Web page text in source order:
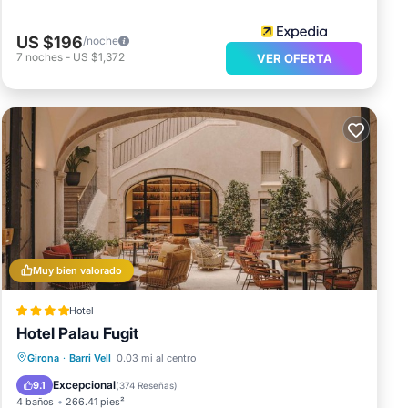
US $196/noche
7 noches - US $1,372 VER OFERTA
Muy bien valorado
Hotel
Hotel Palau Fugit
Girona · Barri Vell 0.03 mi al centro
9.1 Excepcional(374 Reseñas)
4 baños 266.41 pies²
Frente al mar
Spa
Chimenea/Calefacción